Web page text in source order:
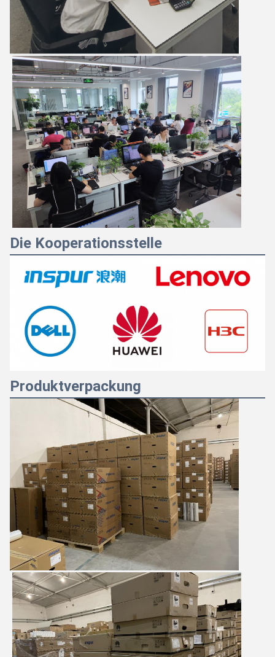
Die Kooperationsstelle
Produktverpackung